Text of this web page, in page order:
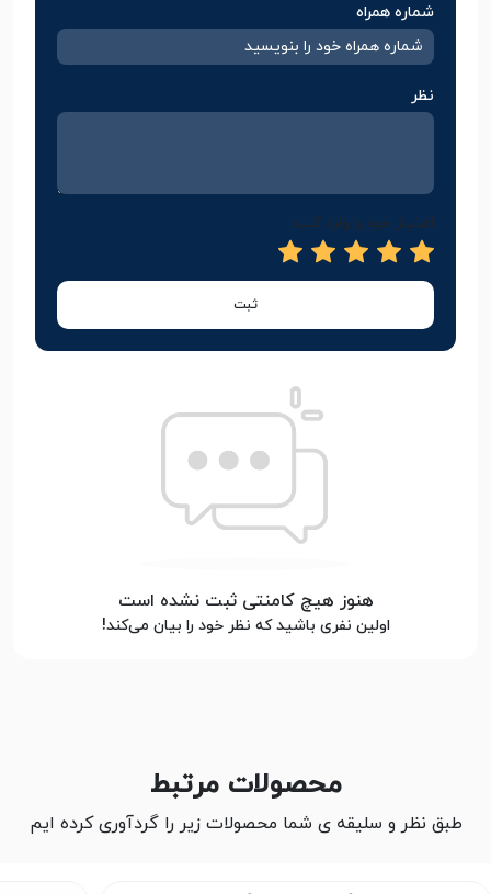
شماره همراه
نظر
امتیاز خود را وارد کنید
ثبت
هنوز هیچ کامنتی ثبت نشده است
اولین نفری باشید که نظر خود را بیان می‌کند!
محصولات مرتبط
طبق نظر و سلیقه ی شما محصولات زیر را گردآوری کرده ایم